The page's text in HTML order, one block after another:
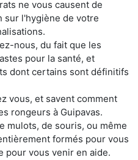
ne vous causent de
sur l'hygiène de votre
nous, du fait que les
pour la santé, et
dont certains sont définitifs
vous, et savent comment
rongeurs à Guipavas.
mulots, de souris, ou même
formés pour vous
pour vous venir en aide.